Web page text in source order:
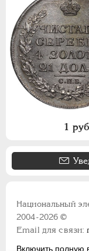
1
Национальный
2004-2026 ©
Email для связи:
Включить полную